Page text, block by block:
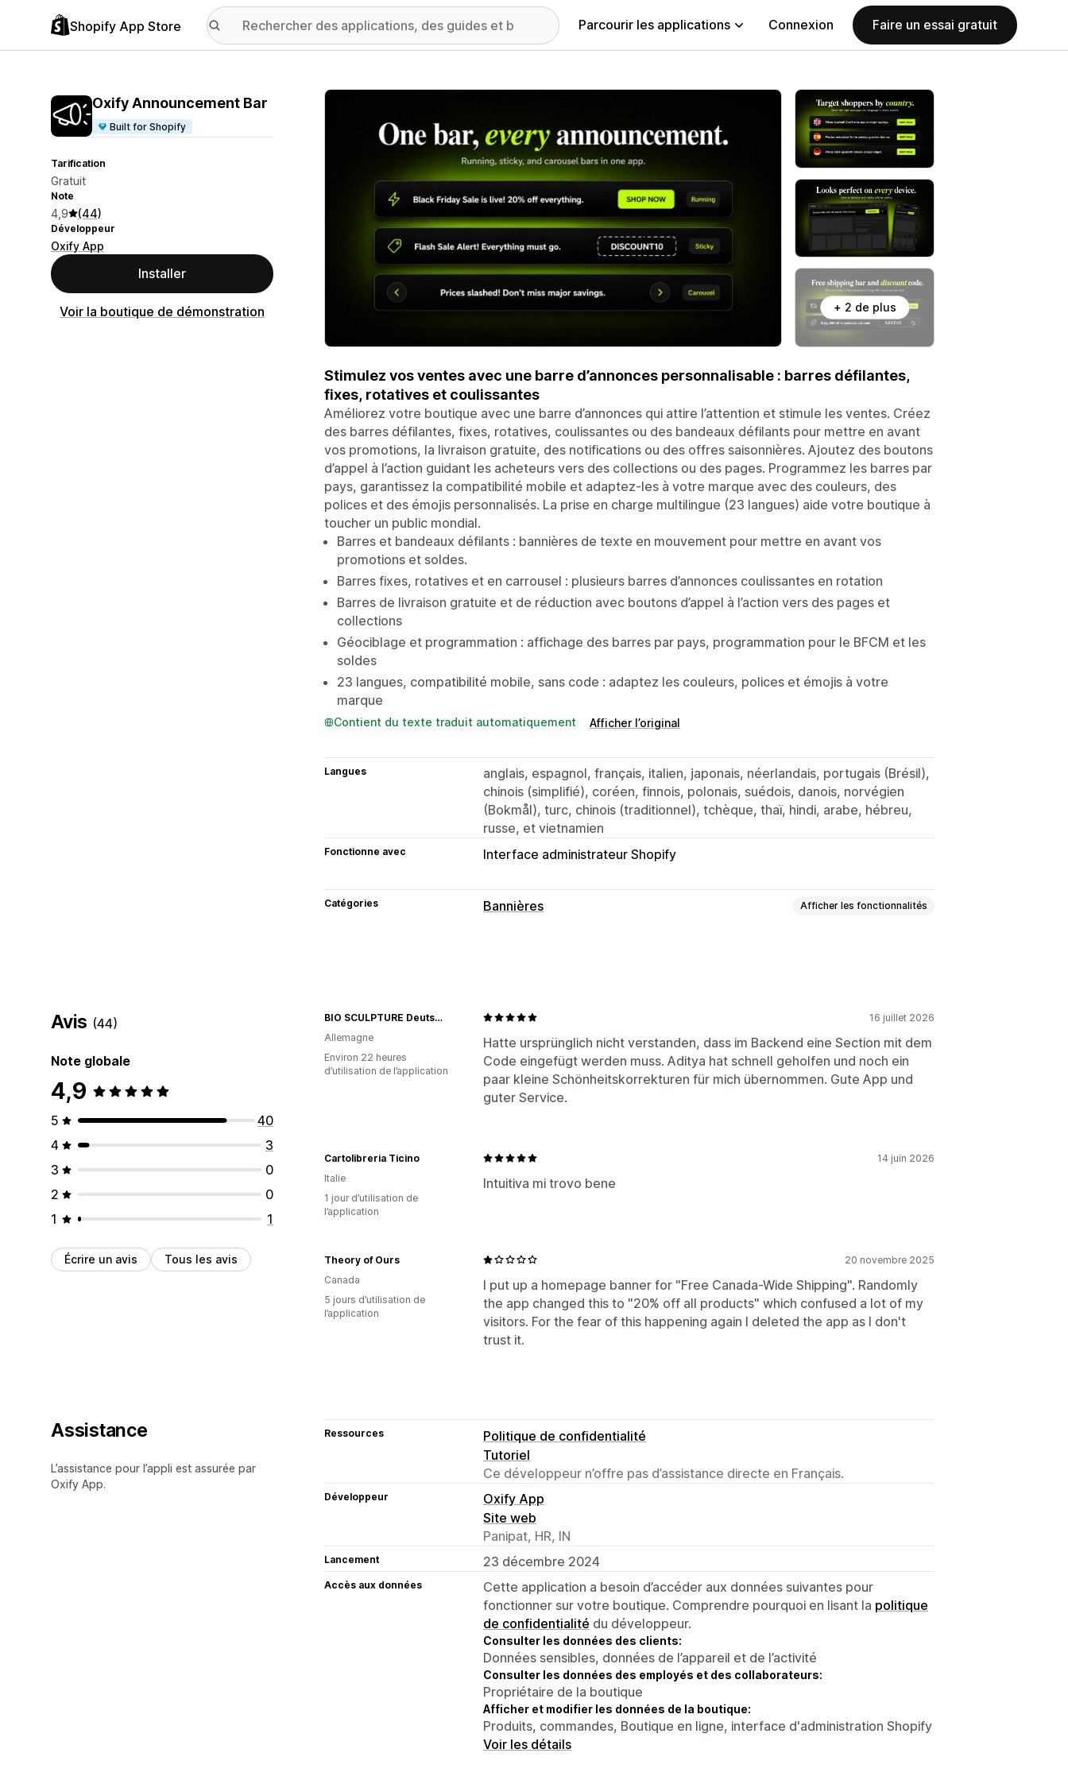
Shopify App Store Parcourir les applications Connexion Faire un essai gratuit
Oxify Announcement Bar
Built for Shopify
Tarification
Gratuit
Note
4,9 (44)
Développeur
Oxify App
Installer
Voir la boutique de démonstration
Galerie d’images vedette
+ 2 de plus
Stimulez vos ventes avec une barre d’annonces personnalisable : barres défilantes,
fixes, rotatives et coulissantes
Améliorez votre boutique avec une barre d’annonces qui attire l’attention et stimule les ventes. Créez
des barres défilantes, fixes, rotatives, coulissantes ou des bandeaux défilants pour mettre en avant
vos promotions, la livraison gratuite, des notifications ou des offres saisonnières. Ajoutez des boutons
d’appel à l’action guidant les acheteurs vers des collections ou des pages. Programmez les barres par
pays, garantissez la compatibilité mobile et adaptez-les à votre marque avec des couleurs, des
polices et des émojis personnalisés. La prise en charge multilingue (23 langues) aide votre boutique à
toucher un public mondial.
Barres et bandeaux défilants : bannières de texte en mouvement pour mettre en avant vos
promotions et soldes.
Barres fixes, rotatives et en carrousel : plusieurs barres d’annonces coulissantes en rotation
Barres de livraison gratuite et de réduction avec boutons d’appel à l’action vers des pages et
collections
Géociblage et programmation : affichage des barres par pays, programmation pour le BFCM et les
soldes
23 langues, compatibilité mobile, sans code : adaptez les couleurs, polices et émojis à votre
marque
Contient du texte traduit automatiquement Afficher l’original
Langues
anglais, espagnol, français, italien, japonais, néerlandais, portugais (Brésil),
chinois (simplifié), coréen, finnois, polonais, suédois, danois, norvégien
(Bokmål), turc, chinois (traditionnel), tchèque, thaï, hindi, arabe, hébreu,
russe, et vietnamien
Fonctionne avec Interface administrateur Shopify
Catégories Bannières Afficher les fonctionnalités
Personnalisation
Position de bannière Animations Affichage fixe Liens et boutons
Arrière-plans Couleur et police CSS personnalisées Emojis Multilingue
Optimisation pour le format mobile Planification Ciblage géographique
Rapports de trafic
Avis (44)
Note globale
4,9
5
40
4
3
3
0
2
0
1
1
Écrire un avis Tous les avis
16 juillet 2026
Hatte ursprünglich nicht verstanden, dass im Backend eine Section mit dem
Code eingefügt werden muss. Aditya hat schnell geholfen und noch ein
paar kleine Schönheitskorrekturen für mich übernommen. Gute App und
guter Service.
BIO SCULPTURE Deutschland
Allemagne
Environ 22 heures
d’utilisation de l’application
14 juin 2026
Intuitiva mi trovo bene
Cartolibreria Ticino
Italie
1 jour d’utilisation de
l’application
20 novembre 2025
I put up a homepage banner for "Free Canada-Wide Shipping". Randomly
the app changed this to "20% off all products" which confused a lot of my
visitors. For the fear of this happening again I deleted the app as I don't
trust it.
Theory of Ours
Canada
5 jours d’utilisation de
l’application
Assistance
L’assistance pour l’appli est assurée par
Oxify App.
Ressources
Politique de confidentialité
Tutoriel
Ce développeur n’offre pas d’assistance directe en Français.
Développeur
Oxify App
Site web
Panipat, HR, IN
Lancement 23 décembre 2024
Accès aux données
Cette application a besoin d’accéder aux données suivantes pour
fonctionner sur votre boutique. Comprendre pourquoi en lisant la politique
de confidentialité du développeur.
Consulter les données des clients:
Données sensibles, données de l’appareil et de l’activité
Consulter les données des employés et des collaborateurs:
Propriétaire de la boutique
Afficher et modifier les données de la boutique:
Produits, commandes, Boutique en ligne, interface d'administration Shopify
Voir les détails